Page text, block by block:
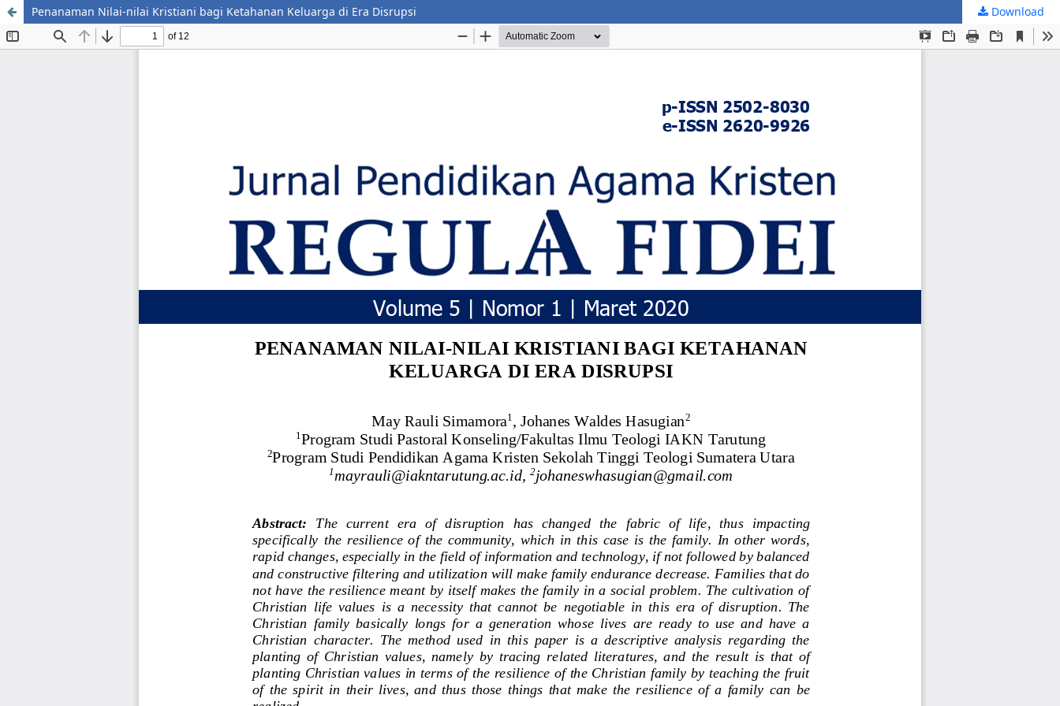
Penanaman Nilai-nilai Kristiani bagi Ketahanan Keluarga di Era Disrupsi Download